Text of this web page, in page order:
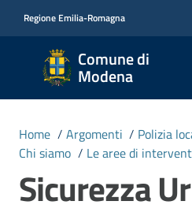
Regione Emilia-Romagna
Comune di
Modena
Comune
di
Modena
CIVICA
MONET
Home / Argomenti / Polizia
Chi siamo / Le aree di
Sicurezza